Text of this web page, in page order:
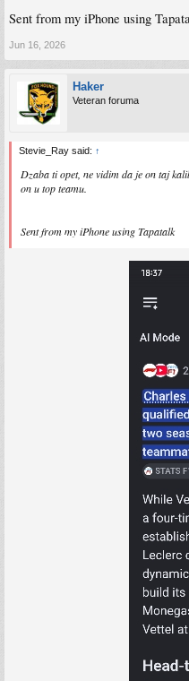
Sent from my iPhone using
Jun 16, 2026
Haker
Veteran foruma
Stevie_Ray said: ↑
Dzaba ti opet, ne vidim da je on taj
on u top teamu.
Sent from my iPhone using Tapatalk